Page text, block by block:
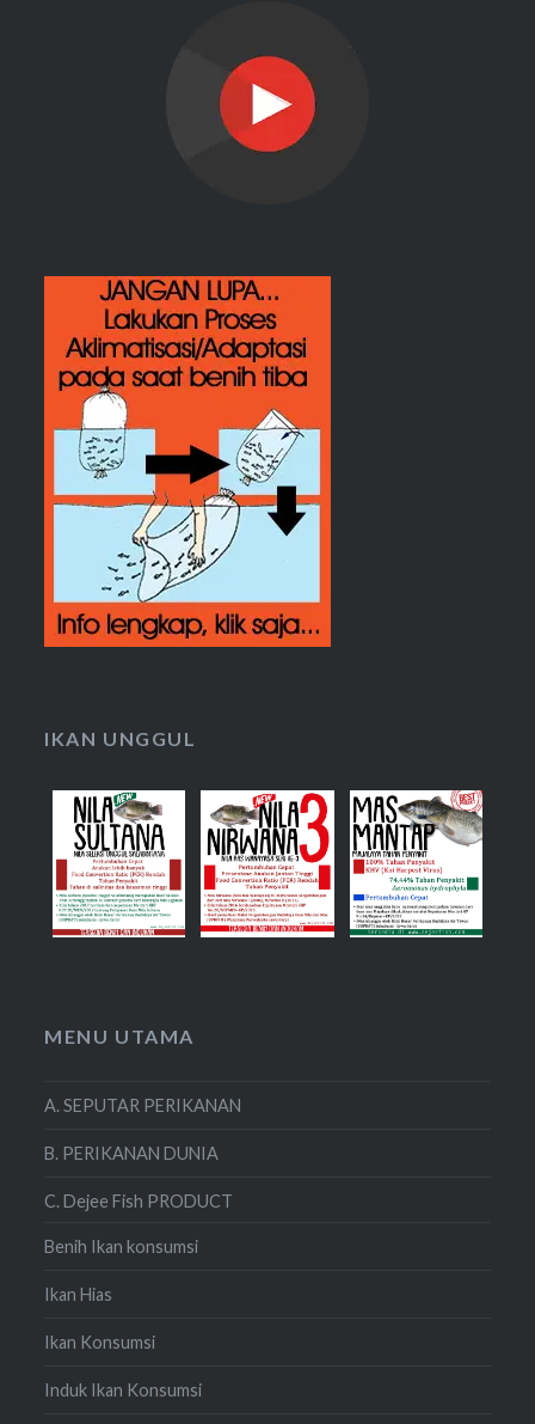
IKAN UNGGUL
MENU UTAMA
A. SEPUTAR PERIKANAN
B. PERIKANAN DUNIA
C. Dejee Fish PRODUCT
Benih Ikan konsumsi
Ikan Hias
Ikan Konsumsi
Induk Ikan Konsumsi